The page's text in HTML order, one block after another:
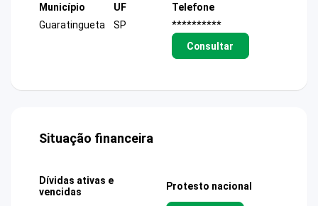
Município
Guaratingueta
UF
SP
Telefone
**********
Consultar
Situação financeira
Dívidas ativas e
vencidas
Protesto nacional